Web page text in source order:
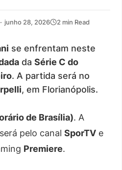
junho 28, 2026 2 min Read
se enfrentam neste
da Série C do
. A partida será no
, em Florianópolis.
de Brasília). A
pelo canal SporTV e
Premiere.